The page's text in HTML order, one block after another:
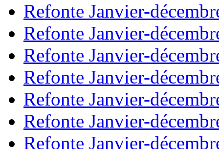
Refonte Janvier-
Refonte Janvier-
Refonte Janvier-
Refonte Janvier-
Refonte Janvier-
Refonte Janvier-
Refonte Janvier-